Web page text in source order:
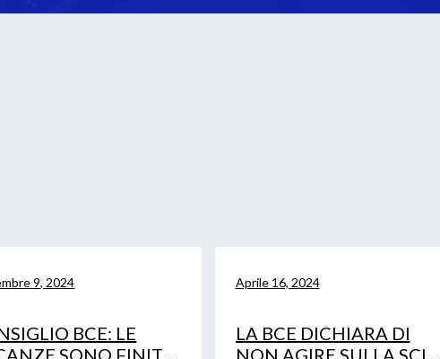
9, 2024
BCE: LE
SONO FINITE
Aprile 16, 2024
LA BCE DICHIARA DI
NON AGIRE SULLA SCIA